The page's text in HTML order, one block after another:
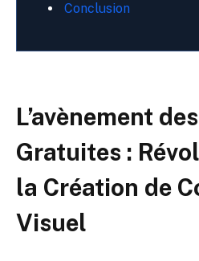
Conclusion
L’avènement
Gratuites :
la Création de
Visuel